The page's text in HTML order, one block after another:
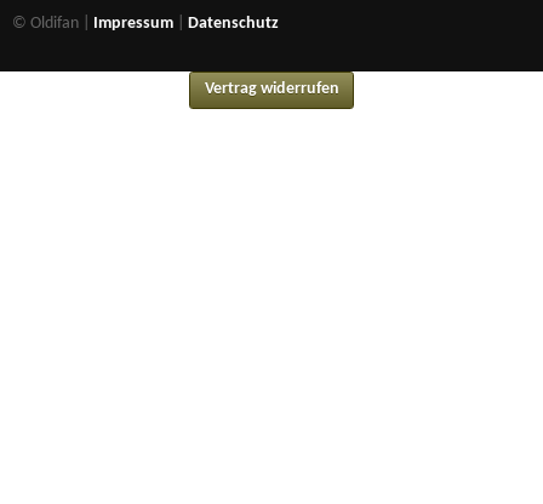
© Oldifan | Impressum Datenschutz
Vertrag widerrufen